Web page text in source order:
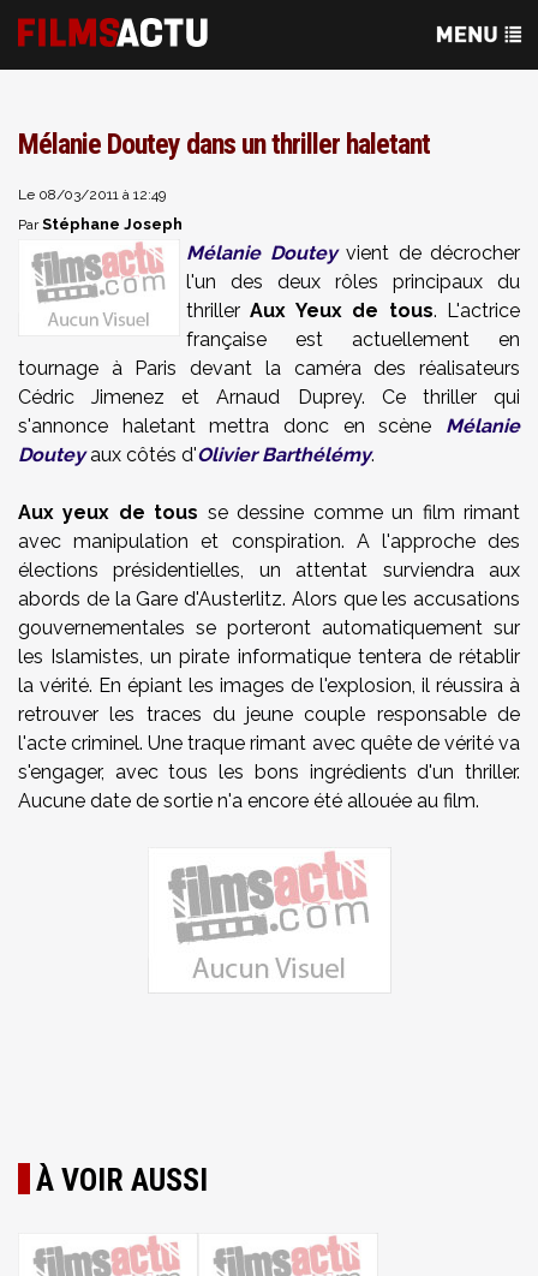
Mélanie Doutey dans un thriller haletant
Le 08/03/2011 à 12:49
ParStéphane Joseph
Mélanie Douteyvient de décrocher
l'un des deux rôles principaux du
thriller Aux Yeux de tous. L'actrice
française est actuellement en
tournage à Paris devant la caméra des réalisateurs
Cédric Jimenez et Arnaud Duprey. Ce thriller qui
s'annonce haletant mettra donc en scène Mélanie
Douteyaux côtés d'Olivier Barthélémy.
Aux yeux de tous se dessine comme un film rimant
avec manipulation et conspiration. A l'approche des
élections présidentielles, un attentat surviendra aux
abords de la Gare d'Austerlitz. Alors que les accusations
gouvernementales se porteront automatiquement sur
les Islamistes, un pirate informatique tentera de rétablir
la vérité. En épiant les images de l'explosion, il réussira à
retrouver les traces du jeune couple responsable de
l'acte criminel. Une traque rimant avec quête de vérité va
s'engager, avec tous les bons ingrédients d'un thriller.
Aucune date de sortie n'a encore été allouée au film.
À VOIR AUSSI